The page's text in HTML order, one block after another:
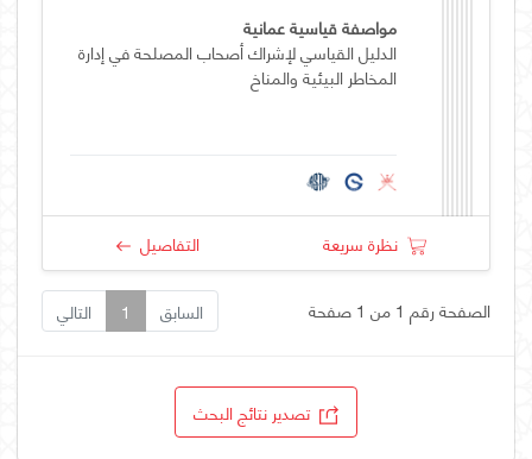
مواصفة قياسية عمانية
الدليل القياسي لإشراك أصحاب المصلحة في إدارة
المخاطر البيئية والمناخ
نظرة سريعة التفاصيل
الصفحة رقم 1 من 1 صفحة السابق 1 التالي
تصدير نتائج البحث